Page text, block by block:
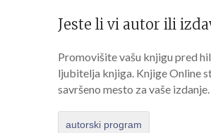
Jeste li vi autor ili
Promovišite vašu knjigu pred
ljubitelja knjiga. Knjige Online
savršeno mesto za vaše izdanje.
autorski program